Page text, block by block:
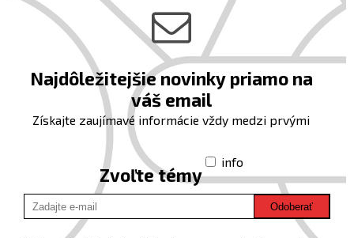
Najdôležitejšie novinky priamo na
váš email
Získajte zaujímavé informácie vždy medzi prvými
Zvoľte témy
info
Odoberať